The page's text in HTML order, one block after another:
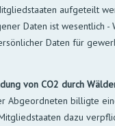
aufgeteilt
Daten ist wesentlich -
Daten für
von CO2durch
Abgeordneten billigte
dazu